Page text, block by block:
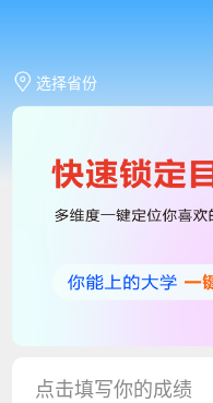
选择省份
点击填写你的成绩